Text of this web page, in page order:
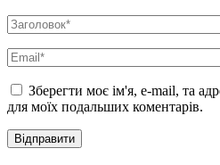
Зберегти моє ім'я, e-mail, та
для моїх подальших коментарів.